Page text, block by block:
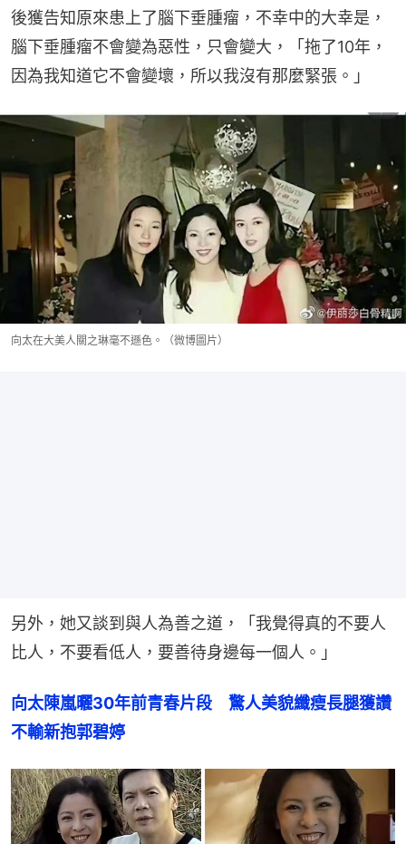
後獲告知原來患上了腦下垂腫瘤，不幸中的大幸是，
腦下垂腫瘤不會變為惡性，只會變大，「拖了10年，
因為我知道它不會變壞，所以我沒有那麼緊張。」
向太在大美人關之琳毫不遜色。（微博圖片）
另外，她又談到與人為善之道，「我覺得真的不要人
比人，不要看低人，要善待身邊每一個人。」
向太陳嵐曬30年前青春片段　驚人美貌纖瘦長腿獲讚
不輸新抱郭碧婷